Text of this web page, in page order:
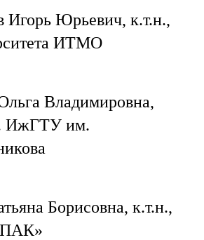
Игорь Юрьевич, к.т.н.,
ИТМО
Владимировна,
ИжГТУ им.
Борисовна, к.т.н.,